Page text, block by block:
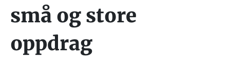
små og store
oppdrag